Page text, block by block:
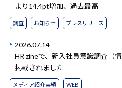
より14.4pt増加、過去最高
調査 お知らせ プレスリリース
2026.07.14
HR zineで、新入社員意識調査（
掲載されました
メディア紹介実績 WEB